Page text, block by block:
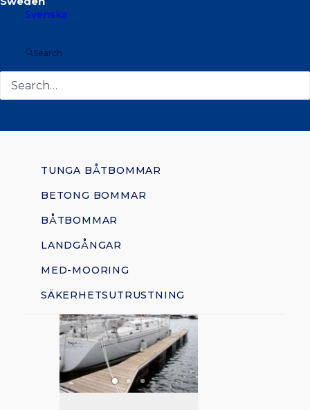
Svenska
Search
säkerhetsutrustning, gångbroar,
fendrar och mycket mer.
TUNGA BÅTBOMMAR
BETONG BOMMAR
BÅTBOMMAR
LANDGÅNGAR
MED-MOORING
SÄKERHETSUTRUSTNING